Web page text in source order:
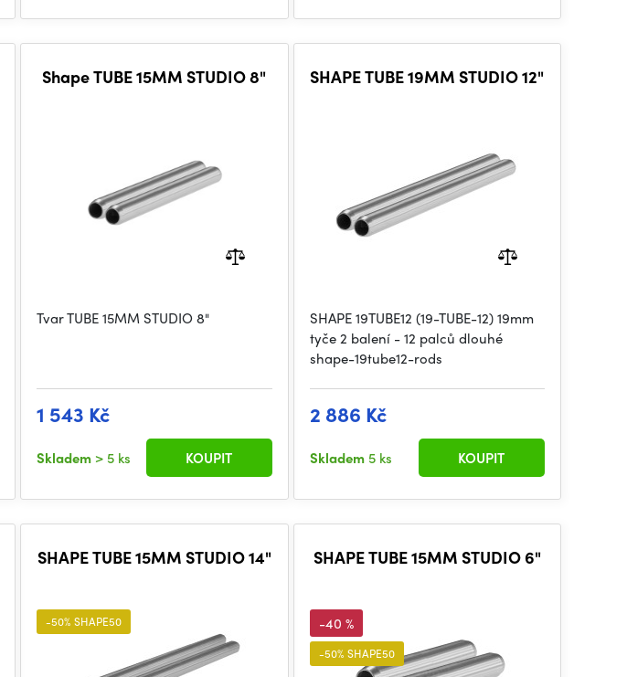
Shape TUBE 15MM STUDIO 8"
Tvar TUBE 15MM STUDIO 8"
1 543 Kč
Skladem > 5 ks KOUPIT
SHAPE TUBE 19MM STUDIO 12"
SHAPE 19TUBE12 (19-TUBE-12) 19mm
tyče 2 balení - 12 palců dlouhé
shape-19tube12-rods
2 886 Kč
Skladem 5 ks KOUPIT
SHAPE TUBE 15MM STUDIO 14"
-50% SHAPE50
SHAPE TUBE 15MM STUDIO 6"
-40 %
-50% SHAPE50